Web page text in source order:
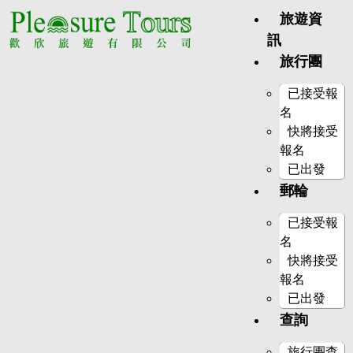
旅遊資
訊
旅行團
已接受報
名
快將接受
報名
已出發
郵輪
已接受報
名
快將接受
報名
已出發
查詢